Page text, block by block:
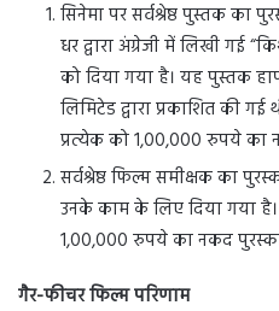
सिनेमा पर सर्वश्रेष्ठ पुस्तक का
धर द्वारा अंग्रेजी में लिखी गई
को दिया गया है। यह पुस्तक
लिमिटेड द्वारा प्रकाशित की
प्रत्येक को 1,00,000 रुपये का
सर्वश्रेष्ठ फिल्म समीक्षक का
उनके काम के लिए दिया गया है।
1,00,000 रुपये का नकद
गैर-फीचर फिल्म परिणाम